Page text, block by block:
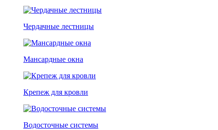
Чердачные лестницы
Мансардные окна
Крепеж для кровли
Водосточные системы